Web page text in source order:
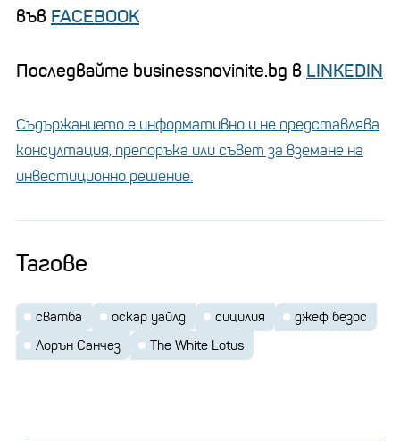
във FACEBOOK
Последвайте businessnovinite.bg в LINKEDIN
Съдържанието е информативно и не представлява
консултация, препоръка или съвет за вземане на
инвестиционно решение.
Тагове
сватба оскар уайлд сицилия
джеф безос
Лорън Санчез
The White Lotus